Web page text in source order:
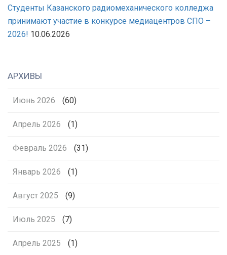
Студенты Казанского радиомеханического колледжа
принимают участие в конкурсе медиацентров СПО –
2026! 10.06.2026
АРХИВЫ
Июнь 2026 (60)
Апрель 2026 (1)
Февраль 2026 (31)
Январь 2026 (1)
Август 2025 (9)
Июль 2025 (7)
Апрель 2025 (1)